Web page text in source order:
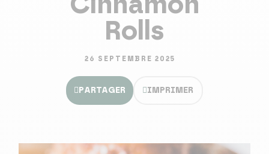
Cinnamon
Rolls
26 SEPTEMBRE 2025
PARTAGER IMPRIMER